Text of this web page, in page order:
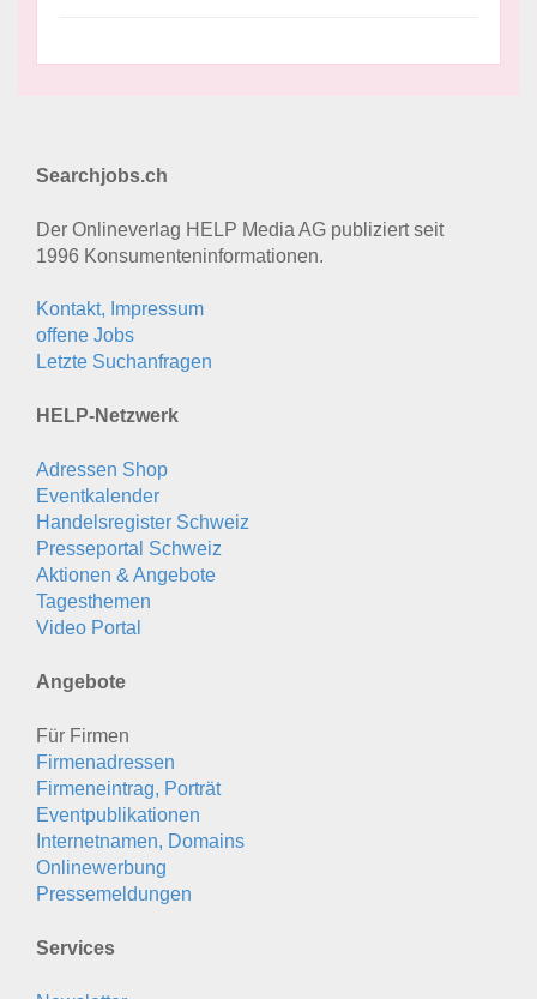
Searchjobs.ch
Der Onlineverlag HELP Media AG publiziert seit
1996 Konsumenten­informationen.
Kontakt, Impressum
offene Jobs
Letzte Suchanfragen
HELP-Netzwerk
Adressen Shop
Eventkalender
Handelsregister Schweiz
Presseportal Schweiz
Aktionen & Angebote
Tagesthemen
Video Portal
Angebote
Für Firmen
Firmenadressen
Firmeneintrag, Porträt
Eventpublikationen
Internetnamen, Domains
Onlinewerbung
Pressemeldungen
Services